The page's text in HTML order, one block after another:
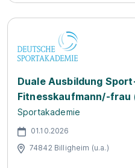
Duale Ausbildung
Fitnesskaufmann/-frau
Sportakademie
01.10.2026
74842 Billigheim (u.a.)